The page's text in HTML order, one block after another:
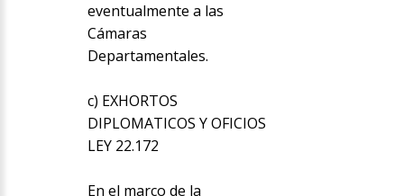
eventualmente a las
Cámaras
Departamentales.
c) EXHORTOS
DIPLOMATICOS Y OFICIOS
LEY 22.172
En el marco de la